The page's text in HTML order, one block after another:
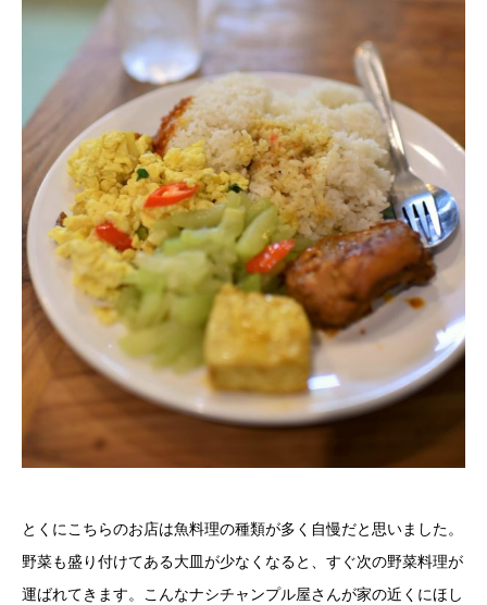
とくにこちらのお店は魚料理の種類が多く自慢だと思いました。
野菜も盛り付けてある大皿が少なくなると、すぐ次の野菜料理が
運ばれてきます。こんなナシチャンプル屋さんが家の近くにほし